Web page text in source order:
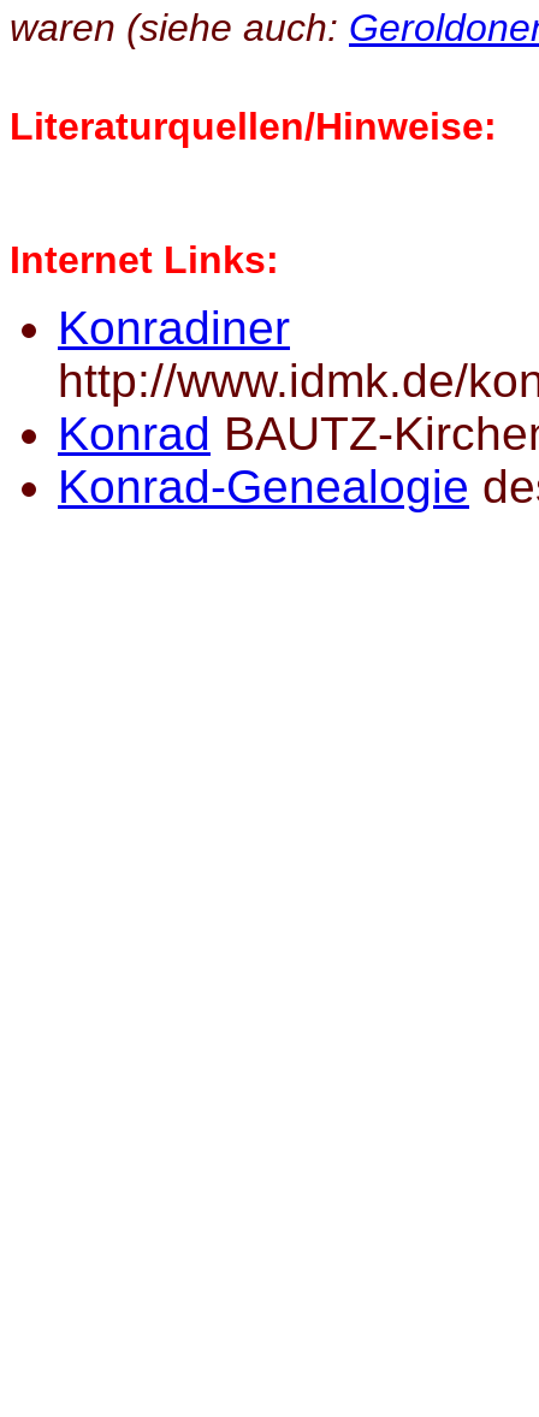
waren (siehe auch:
Literaturquellen/Hinweise:
Internet Links:
Konradiner
http://www.idmk.de/
Konrad BAUTZ-
Konrad-Genealogie